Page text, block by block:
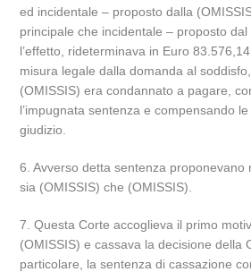
ed incidentale – proposto dalla
principale che incidentale – proposto
l’effetto, rideterminava in Euro
misura legale dalla domanda al
(OMISSIS) era condannato a pagare,
l’impugnata sentenza e compensando
giudizio.
6. Avverso detta sentenza proponevano
sia (OMISSIS) che (OMISSIS).
7. Questa Corte accoglieva il primo
(OMISSIS) e cassava la decisione della
particolare, la sentenza di cassazione